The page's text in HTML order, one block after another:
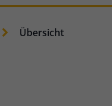
Übersicht